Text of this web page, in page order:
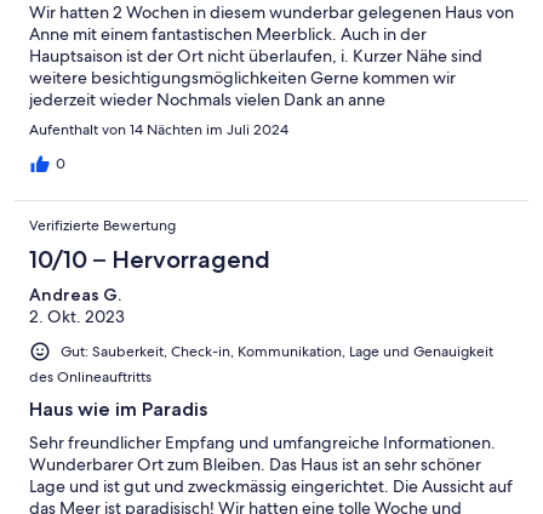
Wir hatten 2 Wochen in diesem wunderbar gelegenen Haus von
Anne mit einem fantastischen Meerblick. Auch in der
Hauptsaison ist der Ort nicht überlaufen, i. Kurzer Nähe sind
weitere besichtigungsmöglichkeiten Gerne kommen wir
jederzeit wieder Nochmals vielen Dank an anne
Aufenthalt von 14 Nächten im Juli 2024
0
Verifizierte Bewertung
10/10 – Hervorragend
Andreas G.
2. Okt. 2023
Gut: Sauberkeit, Check-in, Kommunikation, Lage und Genauigkeit
des Onlineauftritts
Haus wie im Paradis
Sehr freundlicher Empfang und umfangreiche Informationen.
Wunderbarer Ort zum Bleiben. Das Haus ist an sehr schöner
Lage und ist gut und zweckmässig eingerichtet. Die Aussicht auf
das Meer ist paradisisch! Wir hatten eine tolle Woche und